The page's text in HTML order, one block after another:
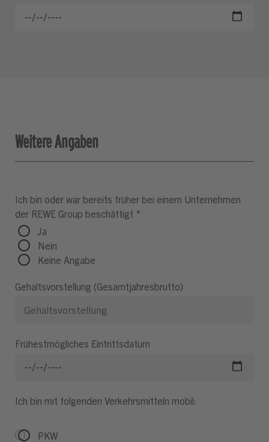
Weitere Angaben
Ich bin oder war bereits früher bei einem Unternehmen
der REWE Group beschäftigt *
Ja
Nein
Keine Angabe
Gehaltsvorstellung (Gesamtjahresbrutto)
Frühestmögliches Eintrittsdatum
Ich bin mit folgenden Verkehrsmitteln mobil:
PKW